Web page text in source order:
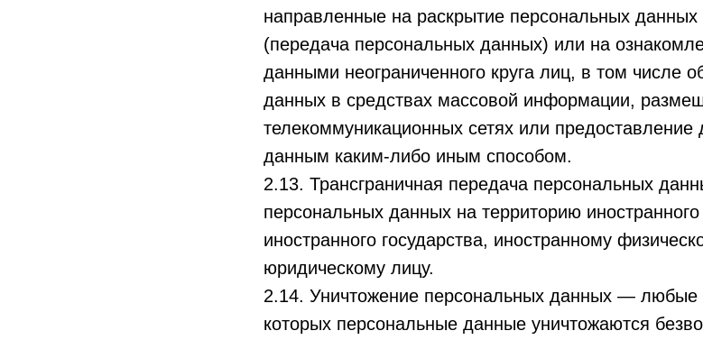
направленные на раскрытие персональных
(передача персональных данных) или на
данными неограниченного круга лиц, в том числе
данных в средствах массовой информации,
телекоммуникационных сетях или предоставление
данным каким-либо иным способом.
2.13. Трансграничная передача персональных
персональных данных на территорию иностранного
иностранного государства, иностранному
юридическому лицу.
2.14. Уничтожение персональных данных — любые
которых персональные данные уничтожаются